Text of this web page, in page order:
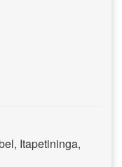
Itapetininga,